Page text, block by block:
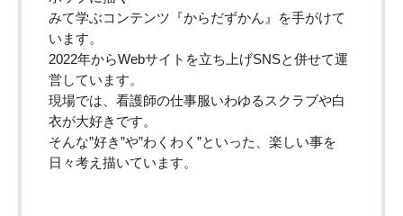
みて学ぶコンテンツ『からだずかん』を手がけて
います。
2022年からWebサイトを立ち上げSNSと併せて運
営しています。
現場では、看護師の仕事服いわゆるスクラブや白
衣が大好きです。
そんな”好き”や”わくわく”といった、楽しい事を
日々考え描いています。